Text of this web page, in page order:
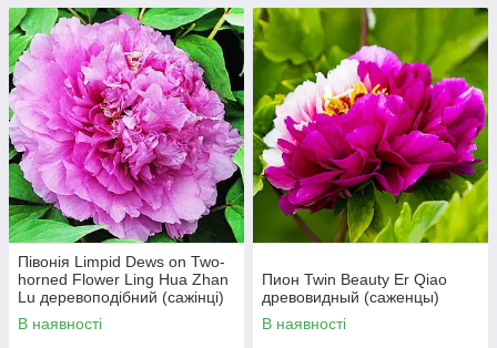
Півонія Limpid Dews on Two-
horned Flower Ling Hua Zhan
Lu деревоподібний (сажінці)
В наявності
Пион Twin Beauty Er Qiao
древовидный (саженцы)
В наявності